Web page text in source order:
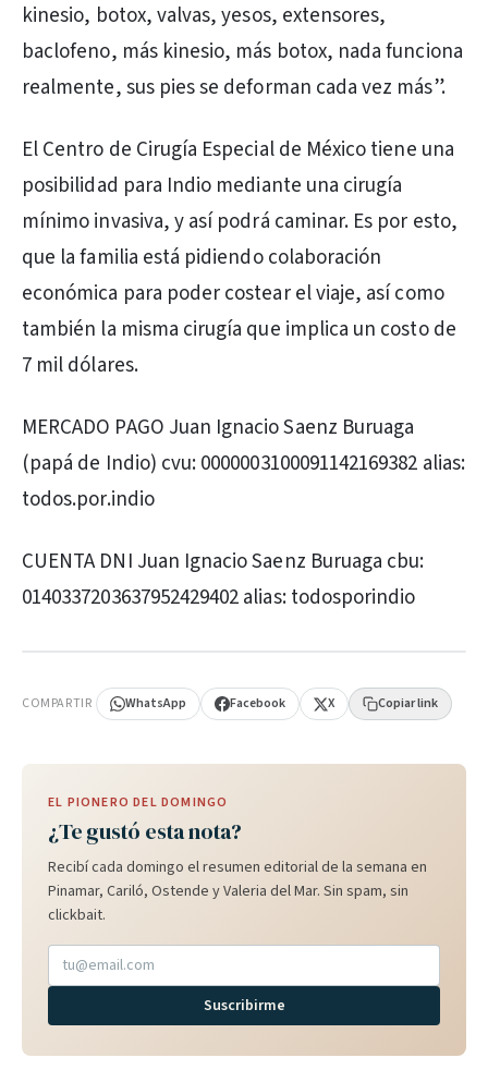
kinesio, botox, valvas, yesos, extensores,
baclofeno, más kinesio, más botox, nada funciona
realmente, sus pies se deforman cada vez más”.
El Centro de Cirugía Especial de México tiene una
posibilidad para Indio mediante una cirugía
mínimo invasiva, y así podrá caminar. Es por esto,
que la familia está pidiendo colaboración
económica para poder costear el viaje, así como
también la misma cirugía que implica un costo de
7 mil dólares.
MERCADO PAGO Juan Ignacio Saenz Buruaga
(papá de Indio) cvu: 0000003100091142169382 alias:
todos.por.indio
CUENTA DNI Juan Ignacio Saenz Buruaga cbu:
0140337203637952429402 alias: todosporindio
COMPARTIR WhatsApp Facebook X Copiar link
EL PIONERO DEL DOMINGO
¿Te gustó esta nota?
Recibí cada domingo el resumen editorial de la semana en
Pinamar, Cariló, Ostende y Valeria del Mar. Sin spam, sin
clickbait.
Suscribirme